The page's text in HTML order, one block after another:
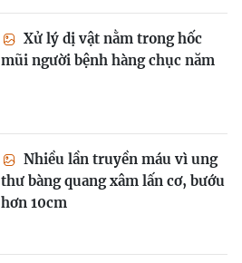
Xử lý dị vật nằm trong hốc
mũi người bệnh hàng chục năm
Nhiều lần truyền máu vì ung
thư bàng quang xâm lấn cơ, bướu
hơn 10cm